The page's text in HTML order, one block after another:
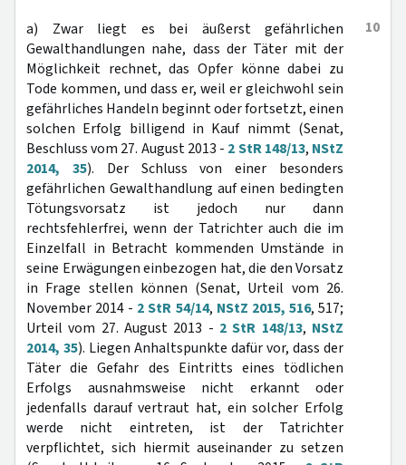
10
a) Zwar liegt es bei äußerst gefährlichen
Gewalthandlungen nahe, dass der Täter mit der
Möglichkeit rechnet, das Opfer könne dabei zu
Tode kommen, und dass er, weil er gleichwohl sein
gefährliches Handeln beginnt oder fortsetzt, einen
solchen Erfolg billigend in Kauf nimmt (Senat,
Beschluss vom 27. August 2013 - 2 StR 148/13, NStZ
2014, 35). Der Schluss von einer besonders
gefährlichen Gewalthandlung auf einen bedingten
Tötungsvorsatz ist jedoch nur dann
rechtsfehlerfrei, wenn der Tatrichter auch die im
Einzelfall in Betracht kommenden Umstände in
seine Erwägungen einbezogen hat, die den Vorsatz
in Frage stellen können (Senat, Urteil vom 26.
November 2014 - 2 StR 54/14, NStZ 2015, 516, 517;
Urteil vom 27. August 2013 - 2 StR 148/13, NStZ
2014, 35). Liegen Anhaltspunkte dafür vor, dass der
Täter die Gefahr des Eintritts eines tödlichen
Erfolgs ausnahmsweise nicht erkannt oder
jedenfalls darauf vertraut hat, ein solcher Erfolg
werde nicht eintreten, ist der Tatrichter
verpflichtet, sich hiermit auseinander zu setzen